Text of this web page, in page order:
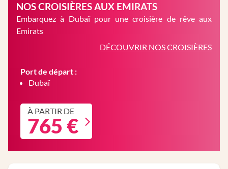
NOS CROISIÈRES AUX EMIRATS
Embarquez à Dubaï pour une croisière de rêve aux
Emirats
DÉCOUVRIR NOS CROISIÈRES
Port de départ :
Dubaï
À PARTIR DE
765 €